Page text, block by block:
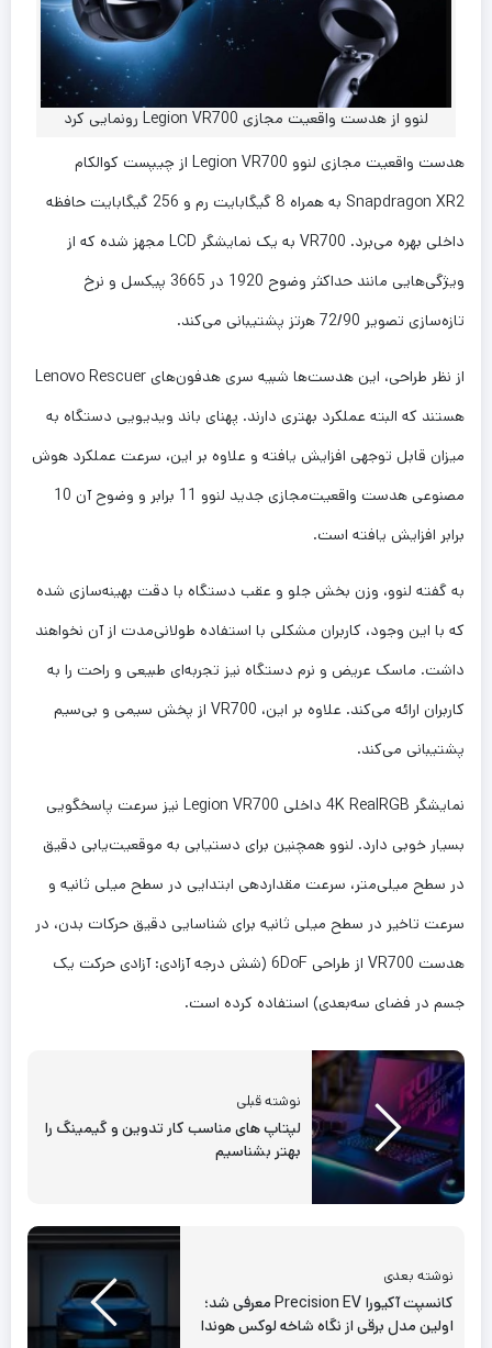
لنوو از هدست واقعیت مجازی Legion VR700 رونمایی کرد
هدست واقعیت مجازی لنوو Legion VR700 از چیپست کوالکام
Snapdragon XR2 به همراه 8 گیگابایت رم و 256 گیگابایت حافظه
داخلی بهره می‌برد. VR700 به یک نمایشگر LCD مجهز شده که از
ویژگی‌هایی مانند حداکثر وضوح 1920 در 3665 پیکسل و نرخ
تازه‌سازی تصویر 72/90 هرتز پشتیبانی می‌کند.
از نظر طراحی، این هدست‌ها شبیه سری هدفون‌های Lenovo Rescuer
هستند که البته عملکرد بهتری دارند. پهنای باند ویدیویی دستگاه به
میزان قابل توجهی افزایش یافته و علاوه بر این، سرعت عملکرد هوش
مصنوعی هدست‌ واقعیت‌مجازی جدید لنوو 11 برابر و وضوح آن 10
برابر افزایش یافته است.
به گفته لنوو، وزن بخش جلو و عقب دستگاه با دقت بهینه‌سازی شده
که با این وجود، کاربران مشکلی با استفاده طولانی‌مدت از آن نخواهند
داشت. ماسک عریض و نرم دستگاه نیز تجربه‌ای طبیعی و راحت را به
کاربران ارائه می‌کند. علاوه بر این، VR700 از پخش سیمی و بی‌سیم
پشتیبانی می‌کند.
نمایشگر 4K RealRGB داخلی Legion VR700 نیز سرعت پاسخگویی
بسیار خوبی دارد. لنوو همچنین برای دستیابی به موقعیت‌یابی دقیق
در سطح میلی‌متر، سرعت مقداردهی ابتدایی در سطح میلی ثانیه و
سرعت تاخیر در سطح میلی ثانیه برای شناسایی دقیق حرکات بدن، در
هدست VR700 از طراحی 6DoF (شش درجه آزادی: آزادی حرکت یک
جسم در فضای سه‌بعدی) استفاده کرده است.
نوشته قبلی
لپتاپ های مناسب کار تدوین و گیمینگ را
بهتر بشناسیم
نوشته بعدی
کانسپت آکیورا Precision EV معرفی شد؛
اولین مدل برقی از نگاه شاخه لوکس هوندا